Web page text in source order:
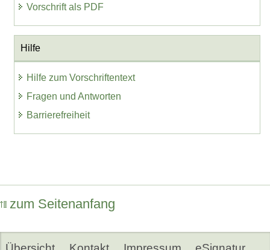
Vorschrift als PDF
Hilfe
Hilfe zum Vorschriftentext
Fragen und Antworten
Barrierefreiheit
zum Seitenanfang